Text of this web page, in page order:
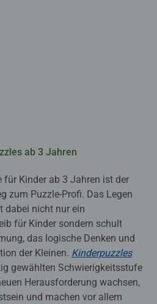
ab 3 Jahren
für Kinder ab 3 Jahren ist der
zum Puzzle-Profi. Das Legen
dabei nicht nur ein
für Kinder sondern schult
das logische Denken und
der Kleinen. Kinderpuzzles
gewählten Schwierigkeitsstufe
Herausforderung wachsen,
und machen vor allem